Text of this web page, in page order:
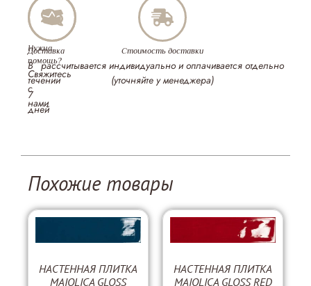
Нужна
помощь?
Свяжитесь
с
нами
Доставка
В
течении
7
дней
Стоимость доставки
рассчитывается индивидуально и оплачивается отдельно
(уточняйте у менеджера)
Похожие товары
НАСТЕННАЯ ПЛИТКА
MAIOLICA GLOSS
НАСТЕННАЯ ПЛИТКА
MAIOLICA GLOSS RED